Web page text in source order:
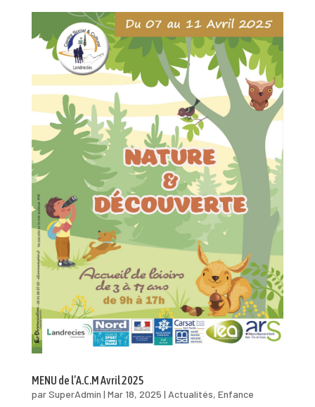
MENU de l’A.C.M Avril 2025
parSuperAdmin | Mar 18, 2025 | Actualités, Enfance